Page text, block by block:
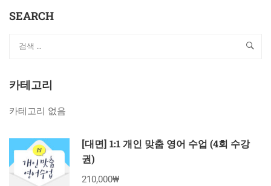
SEARCH
카테고리
카테고리 없음
[대면] 1:1 개인 맞춤 영어 수업 (4회 수강
권)
210,000₩